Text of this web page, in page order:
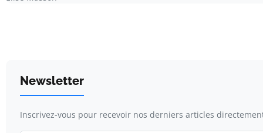
Newsletter
Inscrivez-vous pour recevoir nos derniers articles